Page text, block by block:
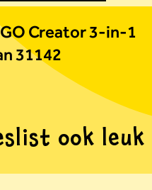
Creator 3-in-1
31142
ook leuk